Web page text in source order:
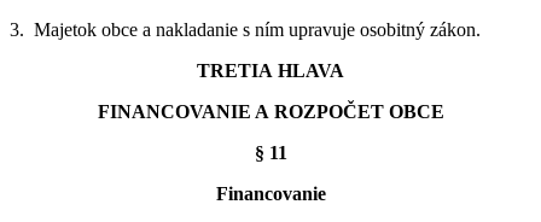
3. Majetok obce a nakladanie s ním upravuje osobitný zákon.
TRETIA HLAVA
FINANCOVANIE A ROZPOČET OBCE
§ 11
Financovanie